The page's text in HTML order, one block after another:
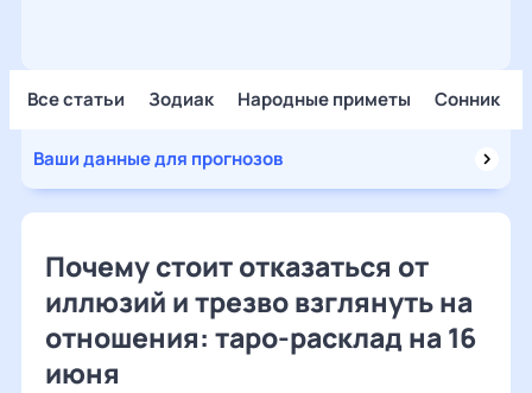
Все статьи Зодиак Народные приметы Сонник
Ваши данные для прогнозов
Почему стоит отказаться от
иллюзий и трезво взглянуть на
отношения: таро-расклад на 16
июня